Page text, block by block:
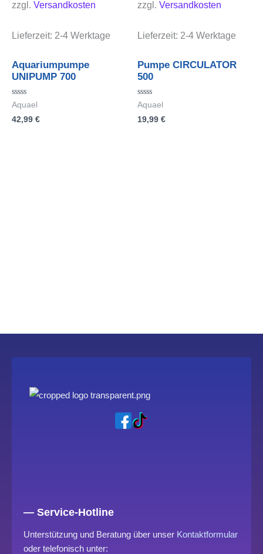
zzgl. Versandkosten
Lieferzeit: 2-4 Werktage
Aquariumpumpe
UNIPUMP 700
Bewertet
mit
0
Aquael
42,99 €
zzgl. Versandkosten
Lieferzeit: 2-4 Werktage
Pumpe CIRCULATOR
500
Bewertet
mit
0
Aquael
19,99 €
— Service-Hotline
Unterstützung und Beratung über unser Kontaktformular
oder telefonisch unter: